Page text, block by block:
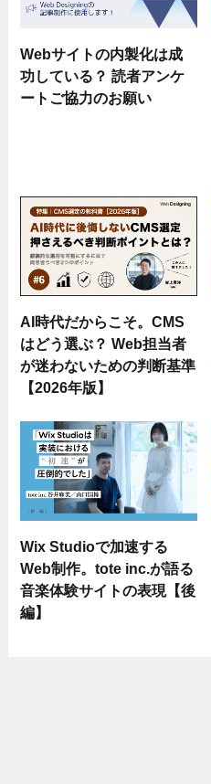
Webサイトの内製化は成
功している？ 読者アンケ
ートご協力のお願い
AI時代だからこそ。CMS
はどう選ぶ？ Web担当者
が迷わないための判断基準
【2026年版】
Wix Studioで加速する
Web制作。tote inc.が語る
音楽体験サイトの表現【後
編】